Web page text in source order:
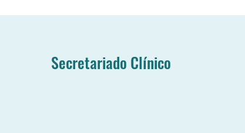
Secretariado Clínico